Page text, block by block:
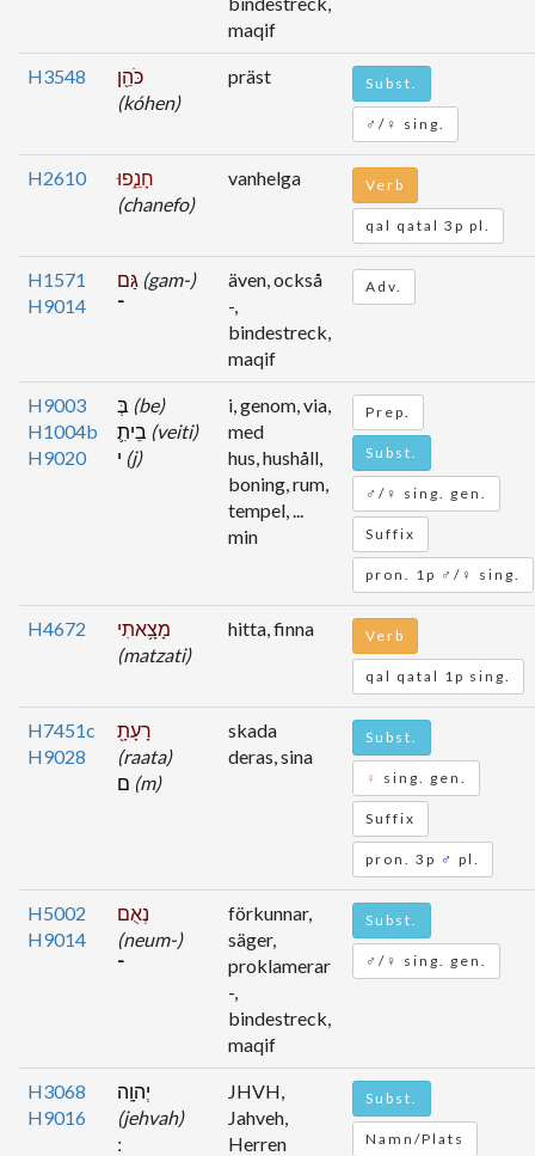
maqif
H3548
כֹּהֵ֖ן
(kóhen)
präst Subst.
♂/♀ sing.
H2610
חָנֵ֑פוּ
(chanefo)
vanhelga Verb
qal qatal 3p pl.
H1571
H9014
(gam-)
־
även, också
-,
bindestreck,
maqif
Adv.
H9003
H1004b
H9020
(be)
(veiti)
(j)
i, genom, via,
med
hus, hushåll,
boning, rum,
tempel, ...
min
Prep.
Subst.
♂/♀ sing. gen.
Suffix
pron. 1p ♂/♀ sing.
H4672
מָצָ֥אתִי
(matzati)
hitta, finna Verb
qal qatal 1p sing.
H7451c
H9028
רָעָתָ֖
(raata)
(m)
skada
deras, sina
Subst.
♀ sing. gen.
Suffix
pron. 3p ♂ pl.
H5002
H9014
נְאֻם
(neum-)
־
förkunnar,
säger,
proklamerar
-,
bindestreck,
maqif
Subst.
♂/♀ sing. gen.
H3068
H9016
יְהוָֽה
(jehvah)
JHVH,
Jahveh,
Herren
Subst.
Namn/Plats